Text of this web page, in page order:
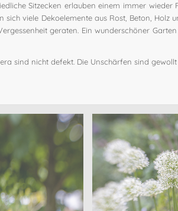
Sitzecken erlauben einem immer
viele Dekoelemente aus Rost, Beton, Holz
geraten. Ein wunderschöner
sind nicht defekt. Die Unschärfen sind